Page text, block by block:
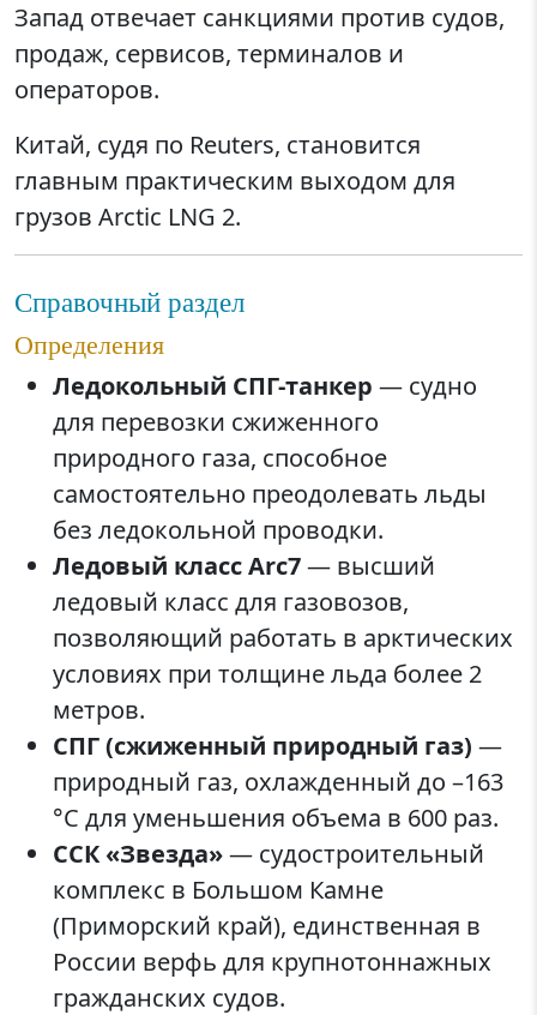
Запад отвечает санкциями против судов,
продаж, сервисов, терминалов и
операторов.
Китай, судя по Reuters, становится
главным практическим выходом для
грузов Arctic LNG 2.
Справочный раздел
Определения
Ледокольный СПГ-танкер — судно
для перевозки сжиженного
природного газа, способное
самостоятельно преодолевать льды
без ледокольной проводки.
Ледовый класс Arc7— высший
ледовый класс для газовозов,
позволяющий работать в арктических
условиях при толщине льда более 2
метров.
СПГ (сжиженный природный газ) —
природный газ, охлажденный до –163
°C для уменьшения объема в 600 раз.
ССК «Звезда»— судостроительный
комплекс в Большом Камне
(Приморский край), единственная в
России верфь для крупнотоннажных
гражданских судов.